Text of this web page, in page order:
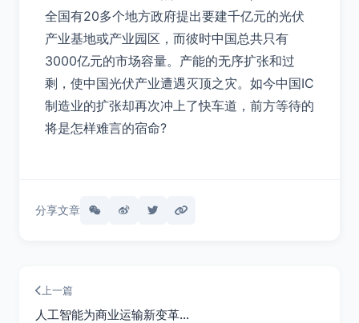
全国有20多个地方政府提出要建千亿元的光伏
产业基地或产业园区，而彼时中国总共只有
3000亿元的市场容量。产能的无序扩张和过
剩，使中国光伏产业遭遇灭顶之灾。如今中国IC
制造业的扩张却再次冲上了快车道，前方等待的
将是怎样难言的宿命?
分享文章
上一篇
人工智能为商业运输新变革…